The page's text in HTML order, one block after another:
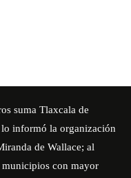
suma Tlaxcala de
informó la organización
de Wallace; al
municipios con mayor